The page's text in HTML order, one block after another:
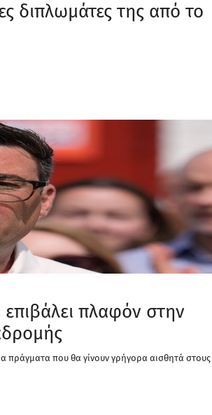
διπλωμάτες της από το
πλαφόν στην
πράγματα που θα γίνουν γρήγορα αισθητά στους